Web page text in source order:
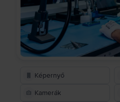
Képernyő
Kamerák